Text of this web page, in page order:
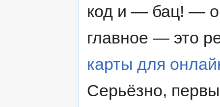
код и — бац! —
главное — это
карты для
Серьёзно,